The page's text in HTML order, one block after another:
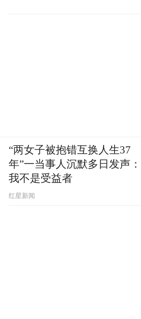
“两女子被抱错互换人生37
年”一当事人沉默多日发声：
我不是受益者
红星新闻